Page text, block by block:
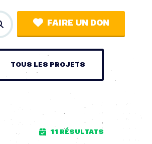
FAIRE UN DON
TOUS LES PROJETS
11 RÉSULTATS